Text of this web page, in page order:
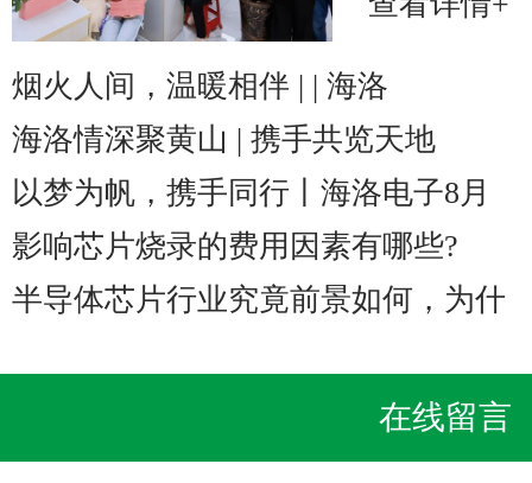
美心月饼礼
烟火人间，温暖相伴 | | 海洛
海洛情深聚黄山 | 携手共览天地
以梦为帆，携手同行丨海洛电子8月
影响芯片烧录的费用因素有哪些?
半导体芯片行业究竟前景如何，为什
在线留言